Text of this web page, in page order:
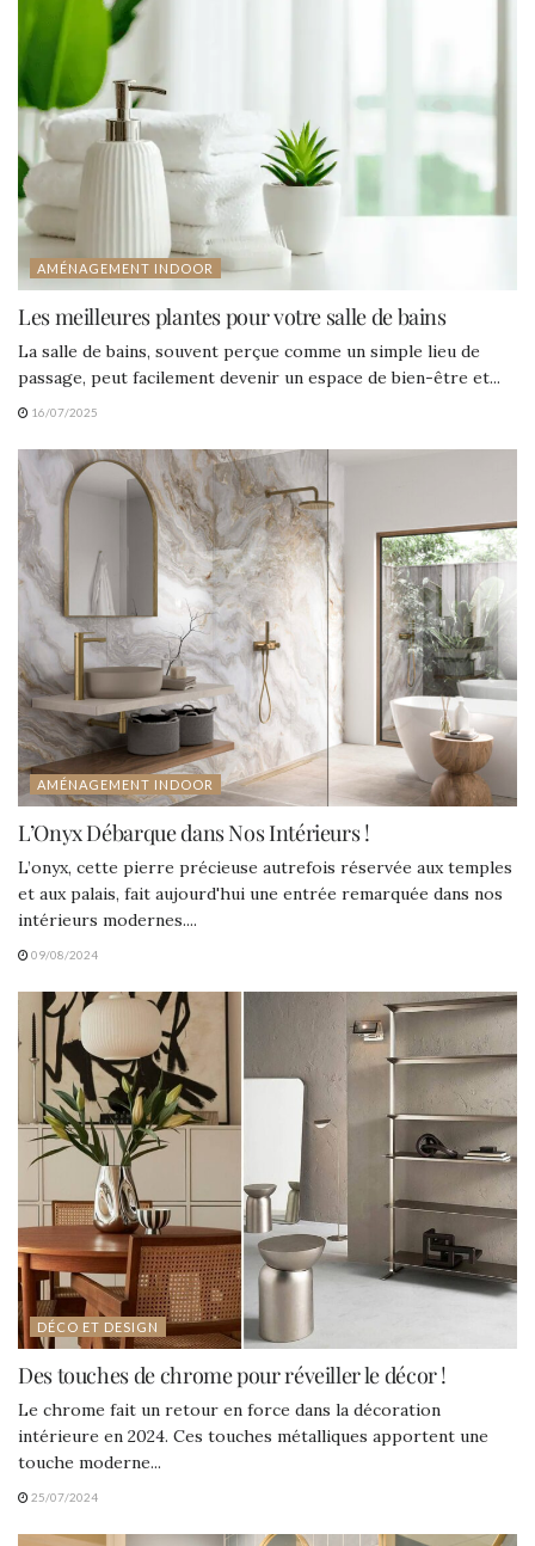
AMÉNAGEMENT INDOOR
Les meilleures plantes pour votre salle de bains
La salle de bains, souvent perçue comme un simple lieu de
passage, peut facilement devenir un espace de bien-être et...
16/07/2025
AMÉNAGEMENT INDOOR
L’Onyx Débarque dans Nos Intérieurs !
L’onyx, cette pierre précieuse autrefois réservée aux temples
et aux palais, fait aujourd'hui une entrée remarquée dans nos
intérieurs modernes....
09/08/2024
DÉCO ET DESIGN
Des touches de chrome pour réveiller le décor !
Le chrome fait un retour en force dans la décoration
intérieure en 2024. Ces touches métalliques apportent une
touche moderne...
25/07/2024